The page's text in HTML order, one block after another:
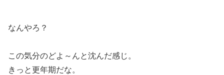
なんやろ？
この気分のどよ～んと沈んだ感じ。
きっと更年期だな。